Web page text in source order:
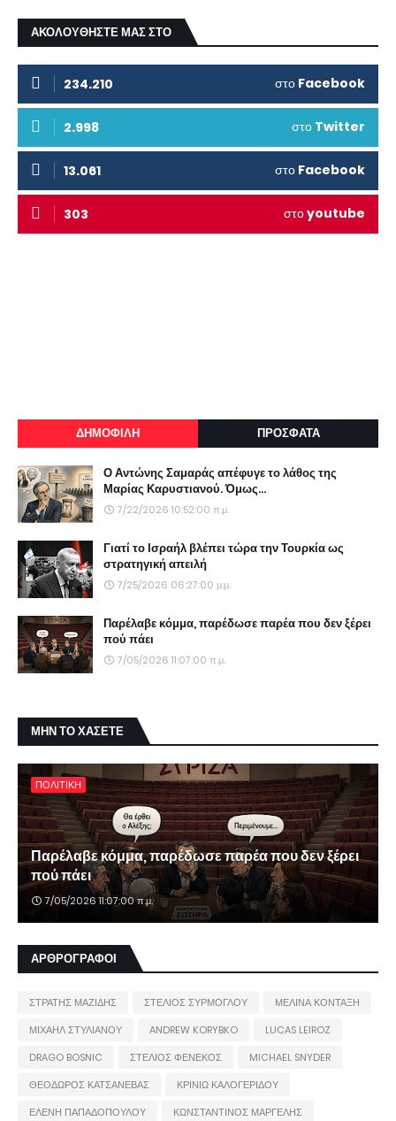
ΑΚΟΛΟΥΘΗΣΤΕ ΜΑΣ ΣΤΟ
234.210 στο Facebook
2.998 στο Twitter
13.061 στο Facebook
303 στοyoutube
ΔΗΜΟΦΙΛΗ ΠΡΟΣΦΑΤΑ
Ο Αντώνης Σαμαράς απέφυγε το λάθος της
Μαρίας Καρυστιανού. Όμως...
7/22/2026 10:52:00 π.μ.
Γιατί το Ισραήλ βλέπει τώρα την Τουρκία ως
στρατηγική απειλή
7/25/2026 06:27:00 μ.μ.
Παρέλαβε κόμμα, παρέδωσε παρέα που δεν ξέρει
πού πάει
7/05/2026 11:07:00 π.μ.
ΜΗΝ ΤΟ ΧΑΣΕΤΕ
ΠΟΛΙΤΙΚΗ
Παρέλαβε κόμμα, παρέδωσε παρέα που δεν ξέρει
πού πάει
7/05/2026 11:07:00 π.μ.
ΑΡΘΡΟΓΡΑΦΟΙ
ΣΤΡΑΤΗΣ ΜΑΖΙΔΗΣ ΣΤΕΛΙΟΣ ΣΥΡΜΟΓΛΟΥ
ΜΕΛΙΝΑ ΚΟΝΤΑΞΗ
ΜΙΧΑΗΛ ΣΤΥΛΙΑΝΟΥ
ANDREW KORYBKO
LUCAS LEIROZ
DRAGO BOSNIC
ΣΤΕΛΙΟΣ ΦΕΝΕΚΟΣ
MICHAEL SNYDER
ΘΕΟΔΩΡΟΣ ΚΑΤΣΑΝΕΒΑΣ
ΚΡΙΝΙΩ ΚΑΛΟΓΕΡΙΔΟΥ
ΕΛΕΝΗ ΠΑΠΑΔΟΠΟΥΛΟΥ
ΚΩΝΣΤΑΝΤΙΝΟΣ ΜΑΡΓΕΛΗΣ